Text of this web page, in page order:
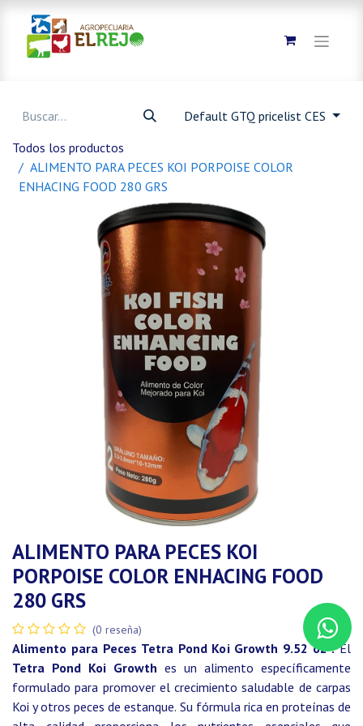
Default GTQ pricelist CES
Todos los productos
ALIMENTO PARA PECES KOI PORPOISE COLOR
ENHACING FOOD 280 GRS
ALIMENTO PARA PECES KOI
PORPOISE COLOR ENHACING FOOD
280 GRS
(0 reseña)
Alimento para Peces Tetra Pond Koi Growth 9.52 oz :El
Tetra Pond Koi Growth es un alimento específicamente
formulado para promover el crecimiento saludable de carpas
Koi y otros peces de estanque. Su fórmula rica en proteínas de